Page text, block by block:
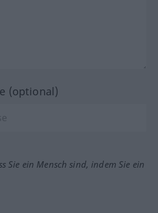
(optional)
Sie ein Mensch sind, indem Sie ein